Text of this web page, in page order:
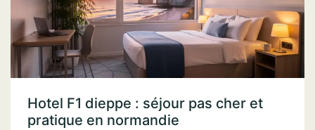
Hotel F1 dieppe : séjour pas cher et
pratique en normandie